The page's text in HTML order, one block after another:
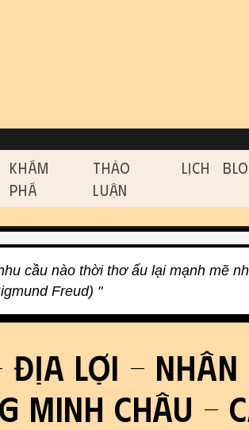
etc.
related
Khám
Phá
Thảo
Luận
Lịch
cầu nào thời thơ ấu lại mạnh mẽ
Freud) "
Địa Lợi - Nhân
Minh Châu -